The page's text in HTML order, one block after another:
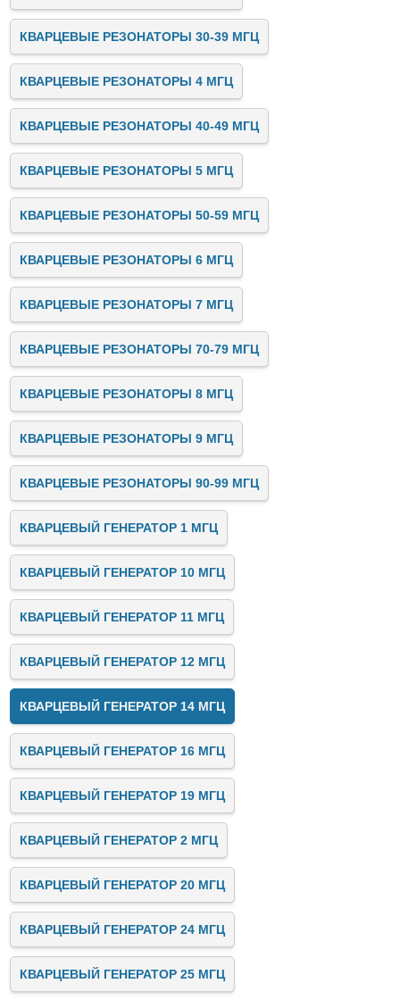
КВАРЦЕВЫЕ РЕЗОНАТОРЫ 30-39 МГЦ
КВАРЦЕВЫЕ РЕЗОНАТОРЫ 4 МГЦ
КВАРЦЕВЫЕ РЕЗОНАТОРЫ 40-49 МГЦ
КВАРЦЕВЫЕ РЕЗОНАТОРЫ 5 МГЦ
КВАРЦЕВЫЕ РЕЗОНАТОРЫ 50-59 МГЦ
КВАРЦЕВЫЕ РЕЗОНАТОРЫ 6 МГЦ
КВАРЦЕВЫЕ РЕЗОНАТОРЫ 7 МГЦ
КВАРЦЕВЫЕ РЕЗОНАТОРЫ 70-79 МГЦ
КВАРЦЕВЫЕ РЕЗОНАТОРЫ 8 МГЦ
КВАРЦЕВЫЕ РЕЗОНАТОРЫ 9 МГЦ
КВАРЦЕВЫЕ РЕЗОНАТОРЫ 90-99 МГЦ
КВАРЦЕВЫЙ ГЕНЕРАТОР 1 МГЦ
КВАРЦЕВЫЙ ГЕНЕРАТОР 10 МГЦ
КВАРЦЕВЫЙ ГЕНЕРАТОР 11 МГЦ
КВАРЦЕВЫЙ ГЕНЕРАТОР 12 МГЦ
КВАРЦЕВЫЙ ГЕНЕРАТОР 14 МГЦ
КВАРЦЕВЫЙ ГЕНЕРАТОР 16 МГЦ
КВАРЦЕВЫЙ ГЕНЕРАТОР 19 МГЦ
КВАРЦЕВЫЙ ГЕНЕРАТОР 2 МГЦ
КВАРЦЕВЫЙ ГЕНЕРАТОР 20 МГЦ
КВАРЦЕВЫЙ ГЕНЕРАТОР 24 МГЦ
КВАРЦЕВЫЙ ГЕНЕРАТОР 25 МГЦ